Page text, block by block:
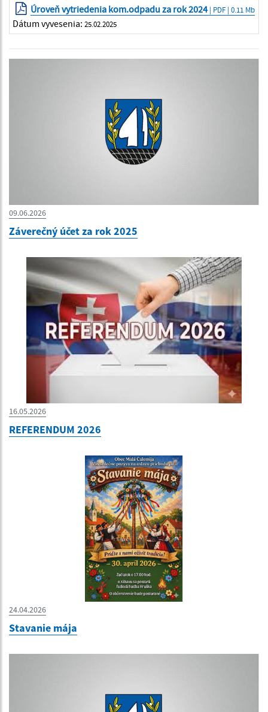
Úroveň vytriedenia kom.odpadu za rok 2024| PDF | 0.11 Mb
Dátum vyvesenia: 25.02.2025
09.06.2026
Záverečný účet za rok 2025
16.05.2026
REFERENDUM 2026
24.04.2026
Stavanie mája